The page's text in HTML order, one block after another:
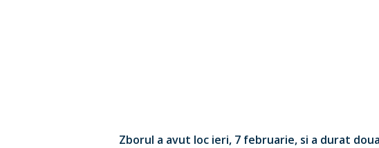
Zborul a avut loc ieri, 7 februarie, si a durat